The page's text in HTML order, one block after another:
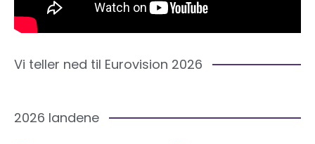
Vi teller ned til Eurovision 2026
2026 landene